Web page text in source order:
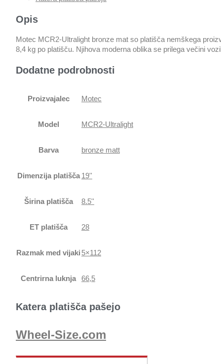
Opis
Motec MCR2-Ultralight bronze mat so platišča nemškega
8,4 kg po platišču. Njihova moderna oblika se prilega večini
Dodatne podrobnosti
Proizvajalec Motec
Model MCR2-Ultralight
Barva bronze matt
Dimenzija platišča 19''
Širina platišča 8.5''
ET platišča 28
Razmak med vijaki 5×112
Centrirna luknja 66,5
Katera platišča pašejo
Wheel-Size.com